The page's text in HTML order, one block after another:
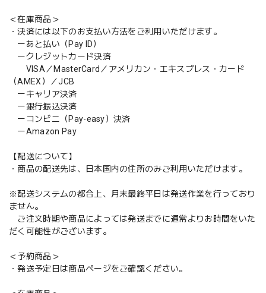
＜在庫商品＞
・決済には以下のお支払い方法をご利用いただけます。
ーあと払い（Pay ID）
ークレジットカード決済
VISA／MasterCard／アメリカン・エキスプレス・カード
（AMEX）／JCB
ーキャリア決済
ー銀行振込決済
ーコンビニ（Pay-easy）決済
ーAmazon Pay
【配送について】
・商品の配送先は、日本国内の住所のみご利用いただけます。
※配送システムの都合上、月末最終平日は発送作業を行っており
ません。
ご注文時期や商品によっては発送までに通常よりお時間をいた
だく可能性がございます。
＜予約商品＞
・発送予定日は商品ページをご確認ください。